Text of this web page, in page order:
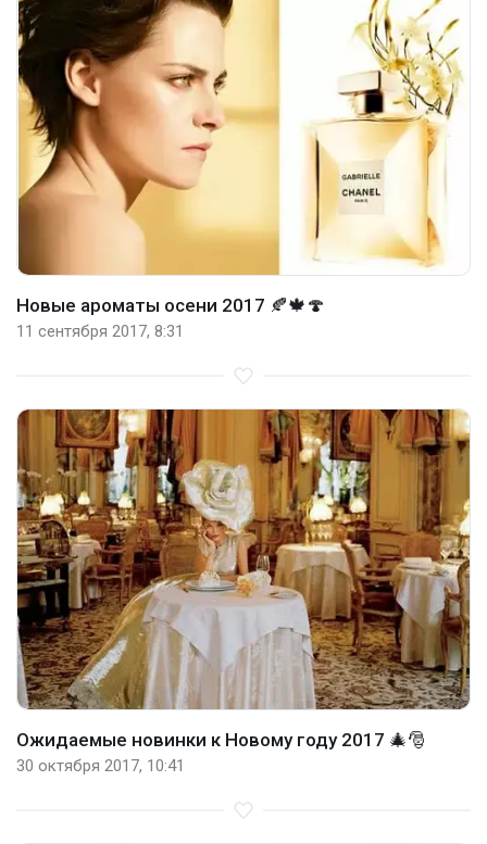
Новые ароматы осени 2017 🍂🍁🍄
11 сентября 2017, 8:31
Ожидаемые новинки к Новому году 2017 🎄🎅
30 октября 2017, 10:41